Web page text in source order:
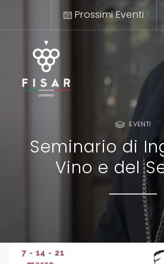
Prossimi Eventi
EVENTI
Seminario di
Vino e del